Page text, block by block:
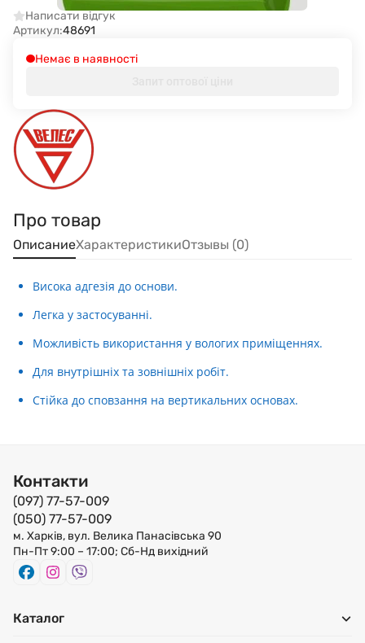
Написати відгук
Артикул:48691
Немає в наявності
Про товар
ОписаниеХарактеристикиОтзывы (0)
Висока адгезія до основи.
Легка у застосуванні.
Можливість використання у вологих приміщеннях.
Для внутрішніх та зовнішніх робіт.
Стійка до сповзання на вертикальних основах.
Контакти
(097) 77-57-009
(050) 77-57-009
м. Харків, вул. Велика Панасівська 90
Пн-Пт 9:00 – 17:00; Сб-Нд вихідний
Каталог